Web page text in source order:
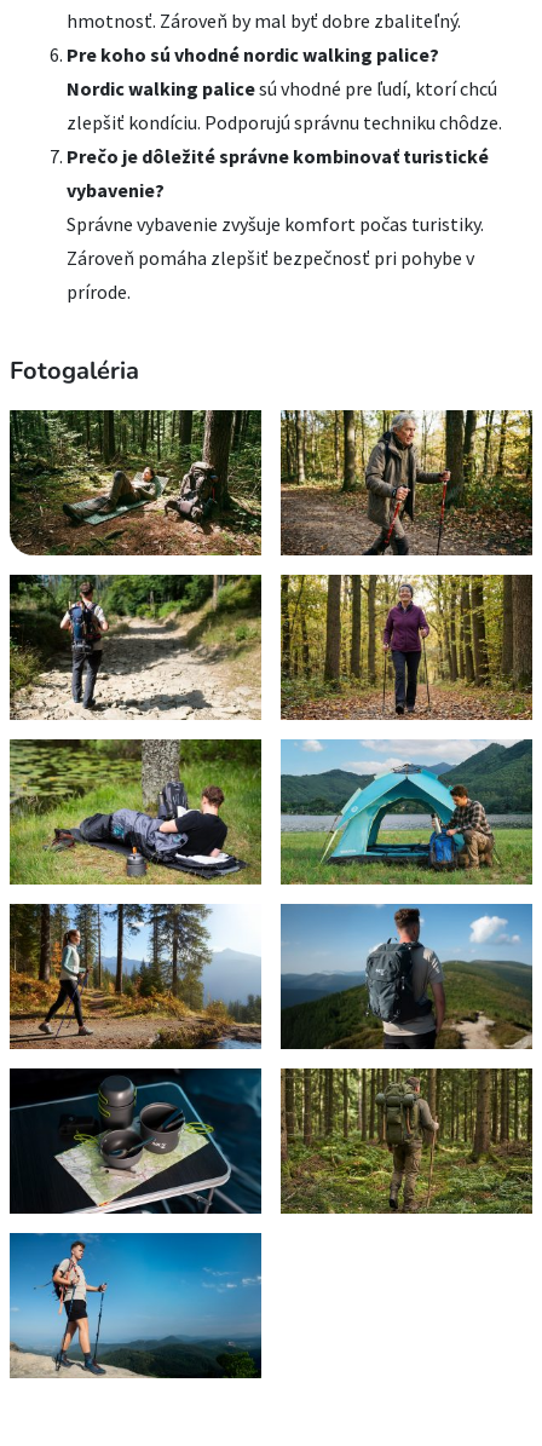
hmotnosť. Zároveň by mal byť dobre zbaliteľný.
Pre koho sú vhodné nordic walking palice?
Nordic walking palicesú vhodné pre ľudí, ktorí chcú
zlepšiť kondíciu. Podporujú správnu techniku chôdze.
Prečo je dôležité správne kombinovať turistické
vybavenie?
Správne vybavenie zvyšuje komfort počas turistiky.
Zároveň pomáha zlepšiť bezpečnosť pri pohybe v
prírode.
Fotogaléria